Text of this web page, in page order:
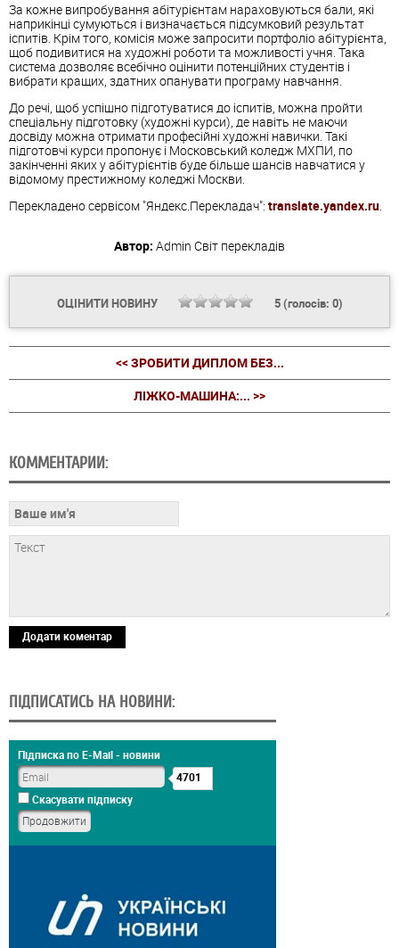
За кожне випробування абітурієнтам нараховуються бали, які
наприкінці сумуються і визначається підсумковий результат
іспитів. Крім того, комісія може запросити портфоліо абітурієнта,
щоб подивитися на художні роботи та можливості учня. Така
система дозволяє всебічно оцінити потенційних студентів і
вибрати кращих, здатних опанувати програму навчання.
До речі, щоб успішно підготуватися до іспитів, можна пройти
спеціальну підготовку (художні курси), де навіть не маючи
досвіду можна отримати професійні художні навички. Такі
підготовчі курси пропонує і Московський коледж МХПИ, по
закінченні яких у абітурієнтів буде більше шансів навчатися у
відомому престижному коледжі Москви.
Перекладено сервісом "Яндекс.Перекладач": translate.yandex.ru.
Автор: Admin Світ перекладів
ОЦІНИТИ НОВИНУ 5(голосів: 0)
<< ЗРОБИТИ ДИПЛОМ БЕЗ...
ЛІЖКО-МАШИНА:... >>
КОММЕНТАРИИ:
Додати коментар
ПІДПИСАТИСЬ НА НОВИНИ:
Підписка по E-Mail - новини
4701
Скасувати підписку